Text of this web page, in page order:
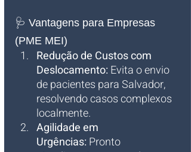
🩺 Vantagens para Empresas
(PME MEI)
Redução de Custos com
Deslocamento: Evita o envio
de pacientes para Salvador,
resolvendo casos complexos
localmente.
Agilidade em
Urgências: Pronto